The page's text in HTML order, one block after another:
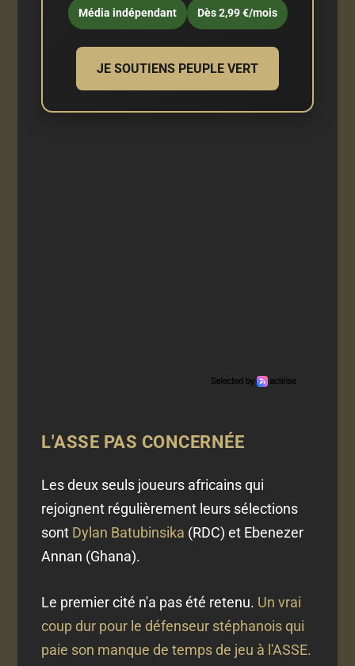
Média indépendant Dès 2,99 €/mois
JE SOUTIENS PEUPLE VERT
L'ASSE PAS CONCERNÉE
Les deux seuls joueurs africains qui
rejoignent régulièrement leurs sélections
sont Dylan Batubinsika (RDC) et Ebenezer
Annan (Ghana).
Le premier cité n'a pas été retenu. Un vrai
coup dur pour le défenseur stéphanois qui
paie son manque de temps de jeu à l'ASSE.